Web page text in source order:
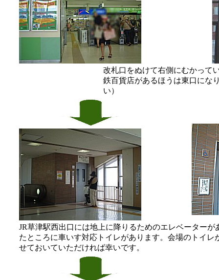
改札口をぬけて右側にむかって
鉄百貨店があるほうは東口にな
い）
JR草津駅西出口には地上に降りるためのエレベーター
たところに車いす対応トイレがあります。会場のトイ
せておいていただければ幸いです。